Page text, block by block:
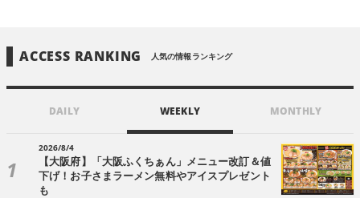
ACCESS RANKING 人気の情報ランキング
DAILY WEEKLY MONTHLY
2026/8/4
【大阪府】「大阪ふくちぁん」メニュー改訂＆値
下げ！お子さまラーメン無料やアイスプレゼント
も